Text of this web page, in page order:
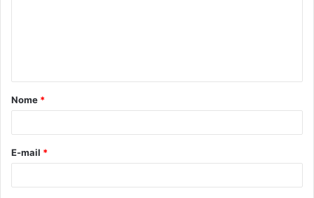
á
r
*
Nome *
E-mail *